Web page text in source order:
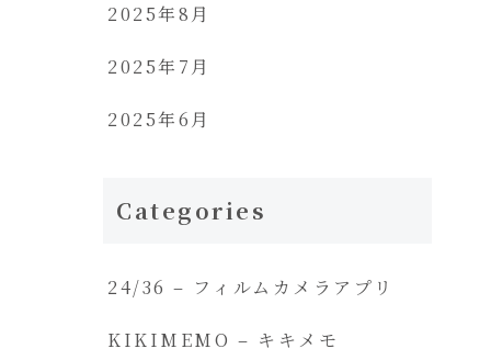
2025年8月
2025年7月
2025年6月
Categories
24/36 – フィルムカメラアプリ
KIKIMEMO – キキメモ